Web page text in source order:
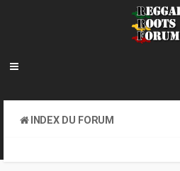
INDEX DU FORUM